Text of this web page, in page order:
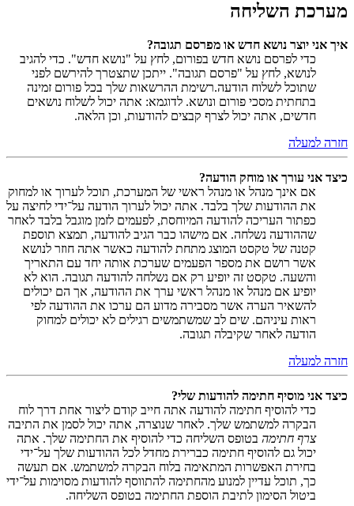
מערכת השליחה
איך אני יוצר נושא חדש או מפרסם תגובה?
כדי לפרסם נושא חדש בפורום, לחץ על "נושא חדש". כדי להגיב
לנושא, לחץ על "פרסם תגובה". ייתכן שתצטרך להירשם לפני
שתוכל לשלוח הודעה.רשימת ההרשאות שלך בכל פורום זמינה
בתחתית מסכי פורום ונושא. לדוגמא: אתה יכול לשלוח נושאים
חדשים, אתה יכול לצרף קבצים להודעות, וכן הלאה.
חזרה למעלה
כיצד אני עורך או מוחק הודעה?
אם אינך מנהל או מנהל ראשי של המערכת, תוכל לערוך או למחוק
את ההודעות שלך בלבד. אתה יכול לערוך הודעה על־ידי לחיצה על
כפתור העריכה להודעה המיוחסת, לפעמים לזמן מוגבל בלבד לאחר
שההודעה נשלחה. אם מישהו כבר הגיב להודעה, תמצא תוספת
קטנה של טקסט המוצג מתחת להודעה כאשר אתה חוזר לנושא
אשר רושם את מספר הפעמים שערכת אותה יחד עם התאריך
והשעה. טקסט זה יופיע רק אם נשלחה להודעה תגובה. הוא לא
יופיע אם מנהל או מנהל ראשי ערך את ההודעה, אך הם יכולים
להשאיר הערה אשר מסבירה מדוע הם ערכו את ההודעה לפי
ראות עיניהם. שים לב שמשתמשים רגילים לא יכולים למחוק
הודעה לאחר שקיבלה תגובה.
חזרה למעלה
כיצד אני מוסיף חתימה להודעות שלי?
כדי להוסיף חתימה להודעה אתה חייב קודם ליצור אחת דרך לוח
הבקרה למשתמש שלך. לאחר שנוצרה, אתה יכול לסמן את התיבה
צרף חתימה בטופס השליחה כדי להוסיף את החתימה שלך. אתה
יכול גם להוסיף חתימה כברירת מחדל לכל ההודעות שלך על־ידי
בחירת האפשרות המתאימה בלוח הבקרה למשתמש. אם תעשה
כך, תוכל עדיין למנוע מהחתימה להתווסף להודעות מסוימות על־ידי
ביטול הסימון לתיבת הוספת החתימה בטופס השליחה.